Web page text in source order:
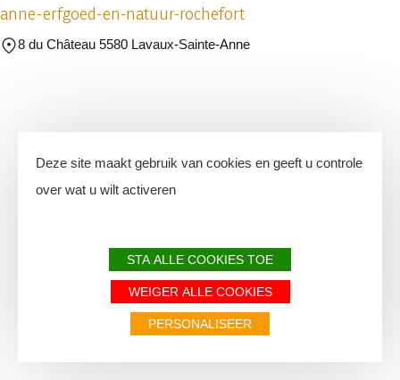
anne-erfgoed-en-natuur-rochefort
8 du Château 5580 Lavaux-Sainte-Anne
Deze site maakt gebruik van cookies en geeft u controle
over wat u wilt activeren
STA ALLE COOKIES TOE
WEIGER ALLE COOKIES
PERSONALISEER